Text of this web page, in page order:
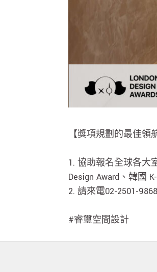
【獎項規劃的最佳領
1. 協助報名全球各大
Design Award、韓國
2. 請來電02-2501-
#睿璽空間設計